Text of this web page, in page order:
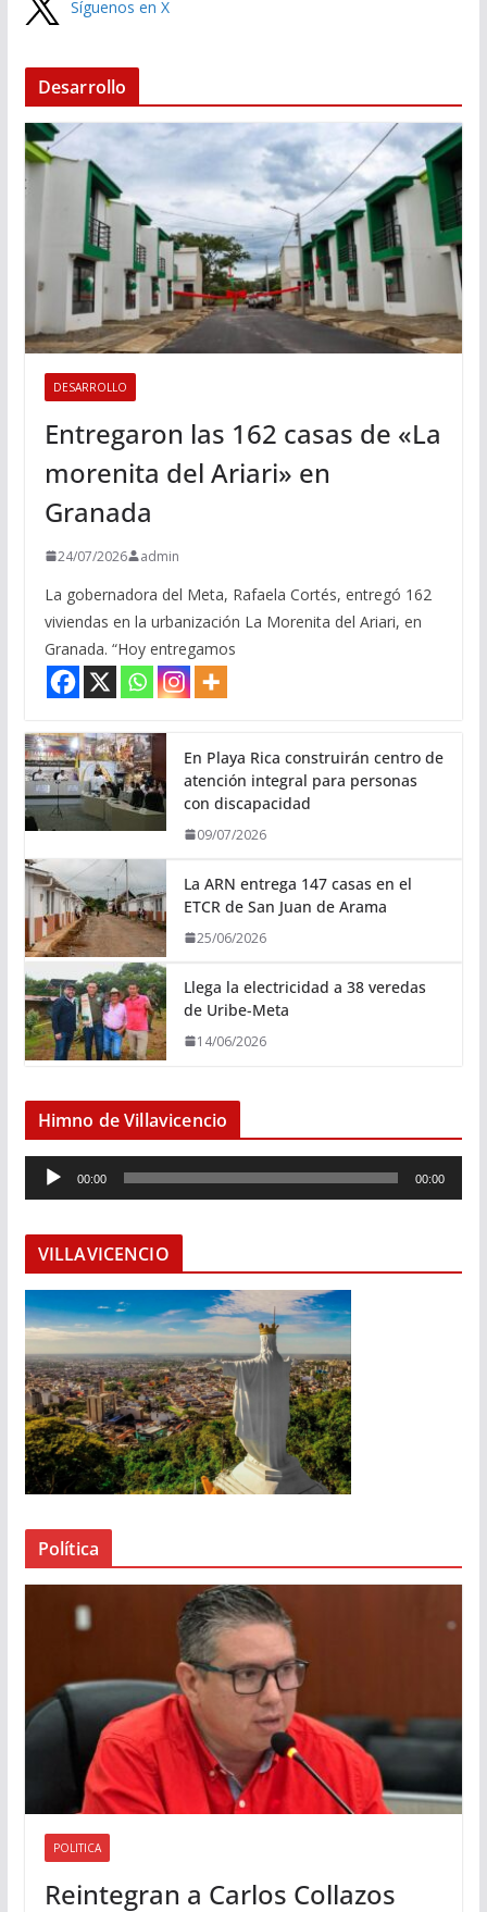
Síguenos en X
Desarrollo
DESARROLLO
Entregaron las 162 casas de «La
morenita del Ariari» en
Granada
24/07/2026 admin
La gobernadora del Meta, Rafaela Cortés, entregó 162
viviendas en la urbanización La Morenita del Ariari, en
Granada. “Hoy entregamos
En Playa Rica construirán centro de
atención integral para personas
con discapacidad
09/07/2026
La ARN entrega 147 casas en el
ETCR de San Juan de Arama
25/06/2026
Llega la electricidad a 38 veredas
de Uribe-Meta
14/06/2026
Himno de Villavicencio
e
o
d
u
c
t
o
r
d
e
00:00 00:00
VILLAVICENCIO
Política
POLITICA
Reintegran a Carlos Collazos